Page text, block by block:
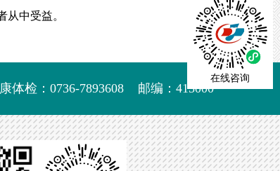
中受益。
体检：0736-7893608 邮编：415000
在线咨询